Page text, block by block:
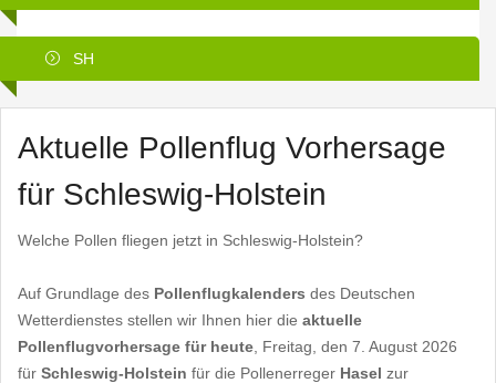
SH
Aktuelle Pollenflug Vorhersage
für Schleswig-Holstein
Welche Pollen fliegen jetzt in Schleswig-Holstein?
Auf Grundlage des Pollenflugkalenders des Deutschen
Wetterdienstes stellen wir Ihnen hier die aktuelle
Pollenflugvorhersage für heute , Freitag, den 7. August 2026
für Schleswig-Holstein für die Pollenerreger Hasel zur